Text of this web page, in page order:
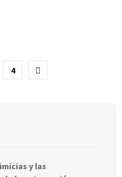
4
y las